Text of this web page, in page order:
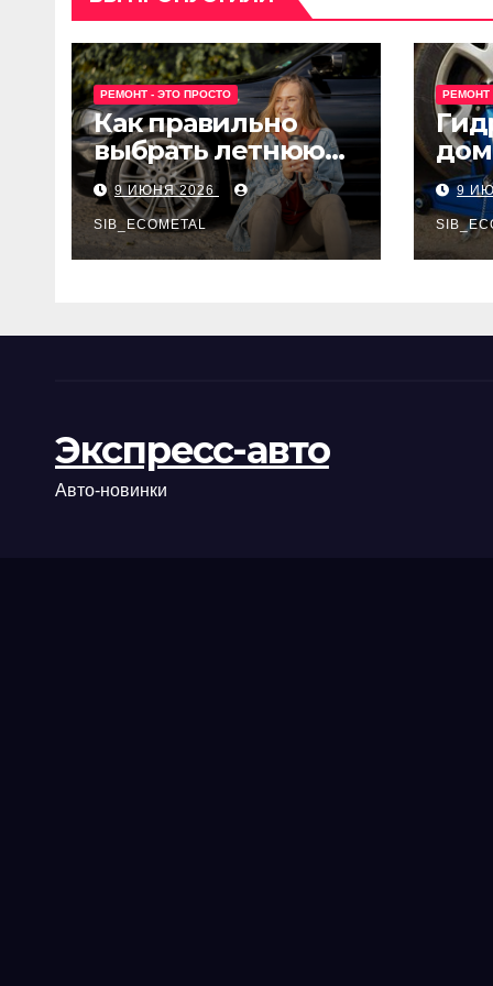
РЕМОНТ - ЭТО ПРОСТО
Как правильно
выбрать летнюю
резину для
машины?
9 ИЮНЯ 2026
SIB_ECOMETAL
РЕМОНТ
9
Экспресс-авто
Авто-новинки